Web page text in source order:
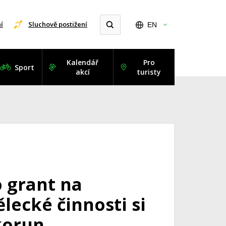
Sluchově postižení EN
Sport
Kalendář
akcí
Pro
turisty
grant na
činnosti si